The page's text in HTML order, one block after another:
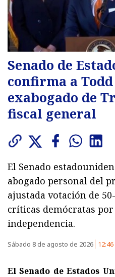
Senado de
confirma a
exabogado de
fiscal general
El Senado
abogado personal del
ajustada votación de
críticas demócratas
independencia.
Sábado 8 de agosto de 2026 12:46
El Senado de Estados